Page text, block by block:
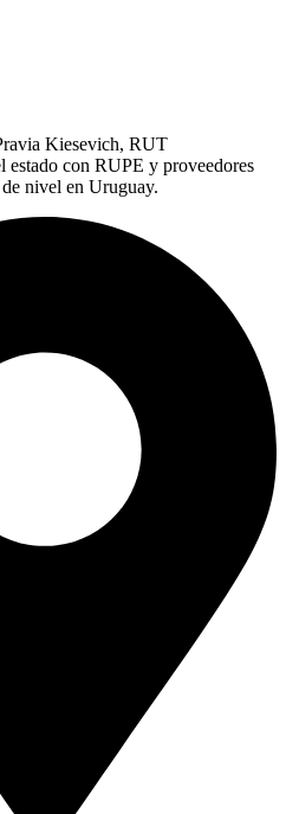
Kiesevich, RUT
estado con RUPE y proveedores
nivel en Uruguay.